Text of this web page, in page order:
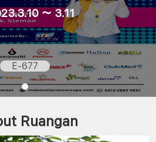
～ 3.11
E-677
Ruangan